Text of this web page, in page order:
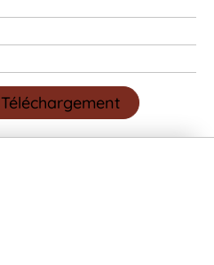
Téléchargement